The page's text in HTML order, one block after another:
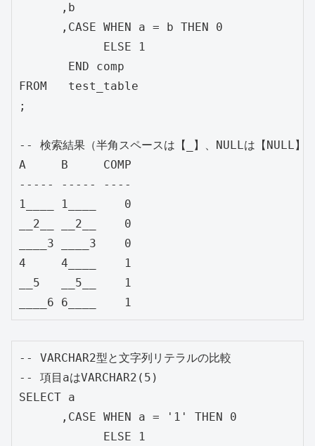
      ,b
      ,CASE WHEN a = b THEN 0
            ELSE 1
       END comp
FROM   test_table
;
-- 検索結果（半角スペースは【_】、NULLは【NULL】
A     B     COMP
----- ----- ----
1____ 1____    0
__2__ __2__    0
____3 ____3    0
4     4____    1
__5   __5__    1
-- VARCHAR2型と文字列リテラルの比較
-- 項目aはVARCHAR2(5)
SELECT a
      ,CASE WHEN a = '1' THEN 0
            ELSE 1